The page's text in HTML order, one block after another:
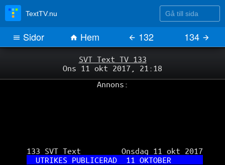
SVT Text TV 133
Ons 11 okt 2017, 21:18
Annons:
133 SVT Text         Onsdag 11 okt 2017
UTRIKES PUBLICERAD  11 OKTOBER
TextTV.nu Gå till sida
Sidor Hem 132 134